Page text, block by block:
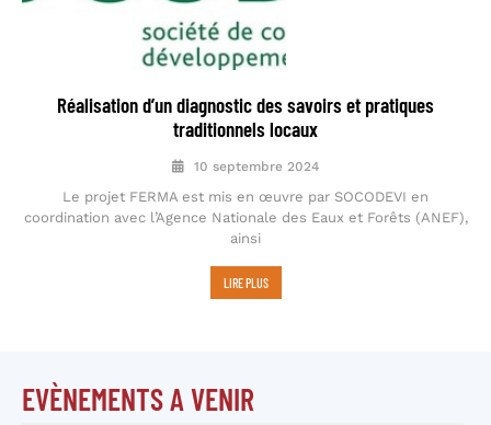
Réalisation d’un diagnostic des savoirs et pratiques
traditionnels locaux
10 septembre 2024
Le projet FERMA est mis en œuvre par SOCODEVI en
coordination avec l’Agence Nationale des Eaux et Forêts (ANEF),
ainsi
LIRE PLUS
EVÈNEMENTS A VENIR